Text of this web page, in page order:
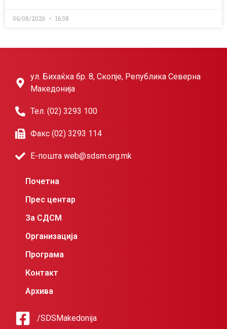
06/08/2026 16:38
ул. Бихаќка бр. 8, Скопје, Република Северна
Македонија
Тел. (02) 3293 100
Факс (02) 3293 114
Е-пошта web@sdsm.org.mk
Почетна
Прес центар
За СДСМ
Организација
Програма
Контакт
Архива
/SDSMakedonija